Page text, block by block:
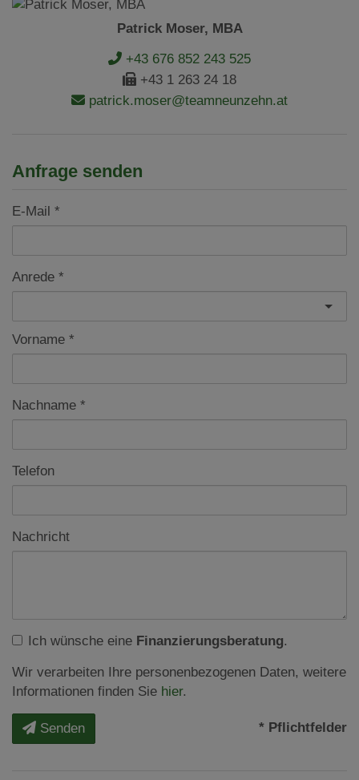
Patrick Moser, MBA
+43 676 852 243 525
+43 1 263 24 18
patrick.moser@teamneunzehn.at
Anfrage senden
E-Mail
Anrede
Vorname
Nachname
Telefon
Nachricht
Ich wünsche eine Finanzierungsberatung.
Wir verarbeiten Ihre personenbezogenen Daten, weitere
Informationen finden Sie hier.
Senden * Pflichtfelder